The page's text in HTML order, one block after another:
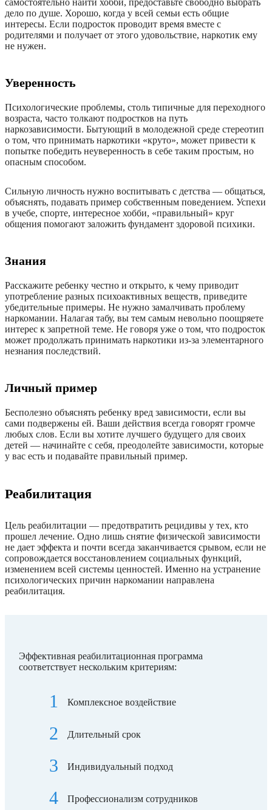
дело по душе. Хорошо, когда у всей семьи есть общие
интересы. Если подросток проводит время вместе с
родителями и получает от этого удовольствие, наркотик ему
не нужен.
Уверенность
Психологические проблемы, столь типичные для переходного
возраста, часто толкают подростков на путь
наркозависимости. Бытующий в молодежной среде стереотип
о том, что принимать наркотики «круто», может привести к
попытке победить неуверенность в себе таким простым, но
опасным способом.
Сильную личность нужно воспитывать с детства — общаться,
объяснять, подавать пример собственным поведением. Успехи
в учебе, спорте, интересное хобби, «правильный» круг
общения помогают заложить фундамент здоровой психики.
Знания
Расскажите ребенку честно и открыто, к чему приводит
употребление разных психоактивных веществ, приведите
убедительные примеры. Не нужно замалчивать проблему
наркомании. Налагая табу, вы тем самым невольно поощряете
интерес к запретной теме. Не говоря уже о том, что подросток
может продолжать принимать наркотики из-за элементарного
незнания последствий.
Личный пример
Бесполезно объяснять ребенку вред зависимости, если вы
сами подвержены ей. Ваши действия всегда говорят громче
любых слов. Если вы хотите лучшего будущего для своих
детей — начинайте с себя, преодолейте зависимости, которые
у вас есть и подавайте правильный пример.
Реабилитация
Цель реабилитации — предотвратить рецидивы у тех, кто
прошел лечение. Одно лишь снятие физической зависимости
не дает эффекта и почти всегда заканчивается срывом, если не
сопровождается восстановлением социальных функций,
изменением всей системы ценностей. Именно на устранение
психологических причин наркомании направлена
реабилитация.
Эффективная реабилитационная программа
соответствует нескольким критериям:
Комплексное воздействие
Длительный срок
Индивидуальный подход
Профессионализм сотрудников